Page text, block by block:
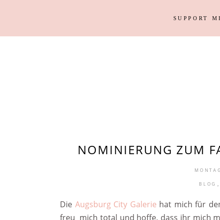
SUPPORT
NOMINIERUNG ZUM
BLOG ,
Die Augsburg City Galerie hat mich für
freu mich total und hoffe, dass ihr mich